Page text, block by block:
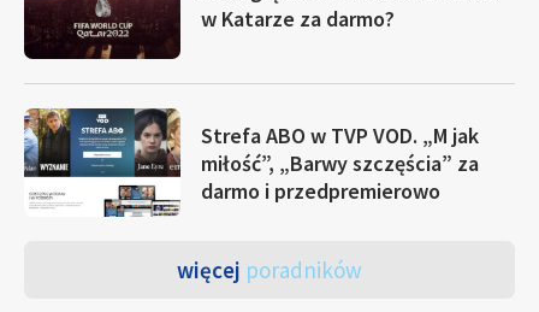
w Katarze za darmo?
Strefa ABO w TVP VOD. „M jak
miłość”, „Barwy szczęścia” za
darmo i przedpremierowo
więcej poradników